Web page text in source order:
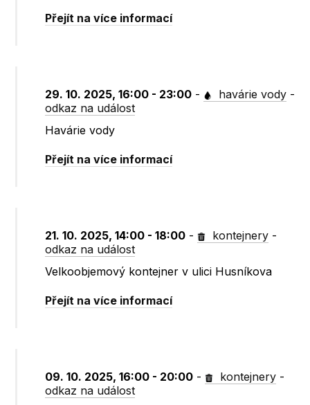
Přejít na více informací
29. 10. 2025, 16:00 - 23:00 - havárie vody -
odkaz na událost
Havárie vody
Přejít na více informací
21. 10. 2025, 14:00 - 18:00 - kontejnery -
odkaz na událost
Velkoobjemový kontejner v ulici Husníkova
Přejít na více informací
09. 10. 2025, 16:00 - 20:00 - kontejnery -
odkaz na událost